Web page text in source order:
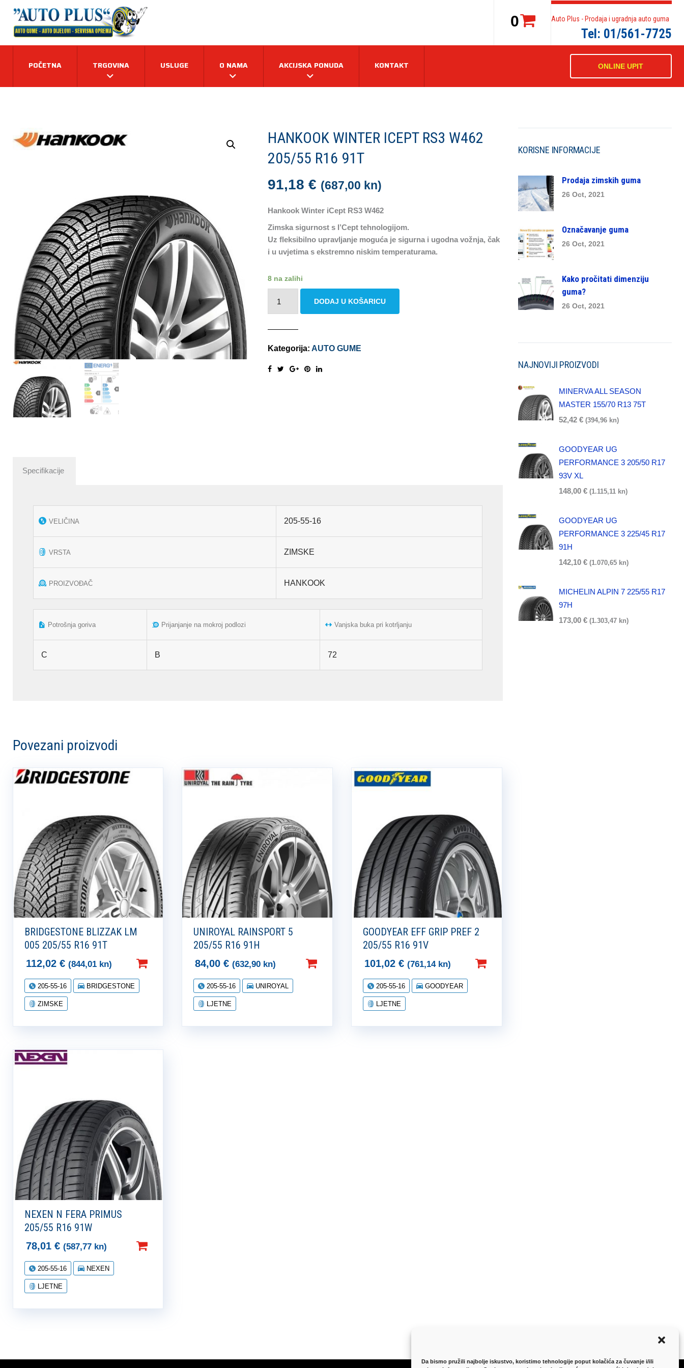
Da bismo pružili najbolje iskustvo, koristimo tehnologije poput kolačića za čuvanje i/ili
0 Auto Plus - Prodaja i ugradnja auto guma
Tel: 01/561-7725
ONLINE UPIT
POČETNA TRGOVINA USLUGE O NAMA AKCIJSKA PONUDA KONTAKT
HANKOOK WINTER ICEPT RS3 W462
205/55 R16 91T
91,18 € (687,00 kn)
Hankook Winter iCept RS3 W462
Zimska sigurnost s I’Cept tehnologijom.
Uz fleksibilno upravljanje moguća je sigurna i ugodna vožnja, čak
i u uvjetima s ekstremno niskim temperaturama.
8 na zalihi
WINTER
RS3
205/55
R16
DODAJ U KOŠARICU
Kategorija: AUTO GUME
Specifikacije
VELIČINA 205-55-16
VRSTA ZIMSKE
PROIZVOĐAČ HANKOOK
Potrošnja goriva Prijanjanje na mokroj podlozi Vanjska buka pri kotrljanju
C B 72
Povezani proizvodi
BRIDGESTONE BLIZZAK LM
005 205/55 R16 91T
112,02 € (844,01 kn)
205-55-16 BRIDGESTONE
ZIMSKE
UNIROYAL RAINSPORT 5
205/55 R16 91H
84,00€ (632,90 kn)
205-55-16 UNIROYAL
LJETNE
GOODYEAR EFF GRIP PREF 2
205/55 R16 91V
101,02€ (761,14 kn)
205-55-16 GOODYEAR
LJETNE
NEXEN N FERA PRIMUS
205/55 R16 91W
78,01 € (587,77 kn)
205-55-16 NEXEN
LJETNE
KORISNE INFORMACIJE
Prodaja zimskih guma
26 Oct, 2021
Označavanje guma
26 Oct, 2021
Kako pročitati dimenziju
guma?
26 Oct, 2021
NAJNOVIJI PROIZVODI
MINERVA ALL SEASON
MASTER 155/70 R13 75T
52,42€ (394,96 kn)
GOODYEAR UG
PERFORMANCE 3 205/50 R17
93V XL
148,00€ (1.115,11 kn)
GOODYEAR UG
PERFORMANCE 3 225/45 R17
91H
142,10€ (1.070,65 kn)
MICHELIN ALPIN 7 225/55 R17
97H
173,00€ (1.303,47 kn)